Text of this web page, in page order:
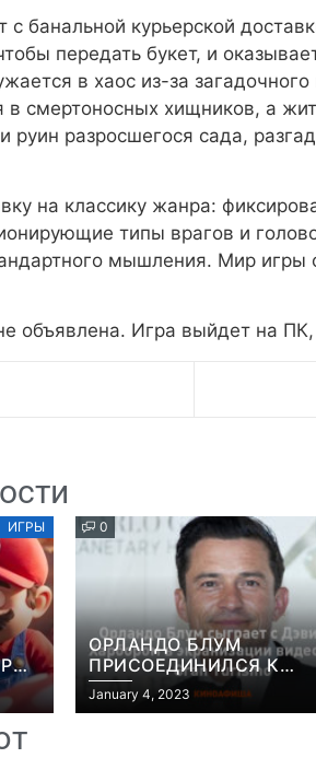
с банальной курьерской
передать букет, и
в хаос из-за
смертоносных хищников, а
руин разросшегося сада,
на классику жанра:
типы врагов и
мышления. Мир игры
объявлена. Игра выйдет на
ИГРЫ 0
ОРЛАНДО БЛУМ
ПРИСОЕДИНИЛСЯ К
ЭКРАНИЗАЦИИ
GRAN TURISMO
January 4, 2023